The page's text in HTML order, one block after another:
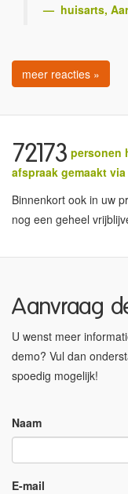
huisarts,
meer reacties »
72173 personen
afspraak gemaakt
Binnenkort ook in uw
nog een geheel
Aanvraag
U wenst meer
demo? Vul dan
spoedig mogelijk!
Naam
E-mail